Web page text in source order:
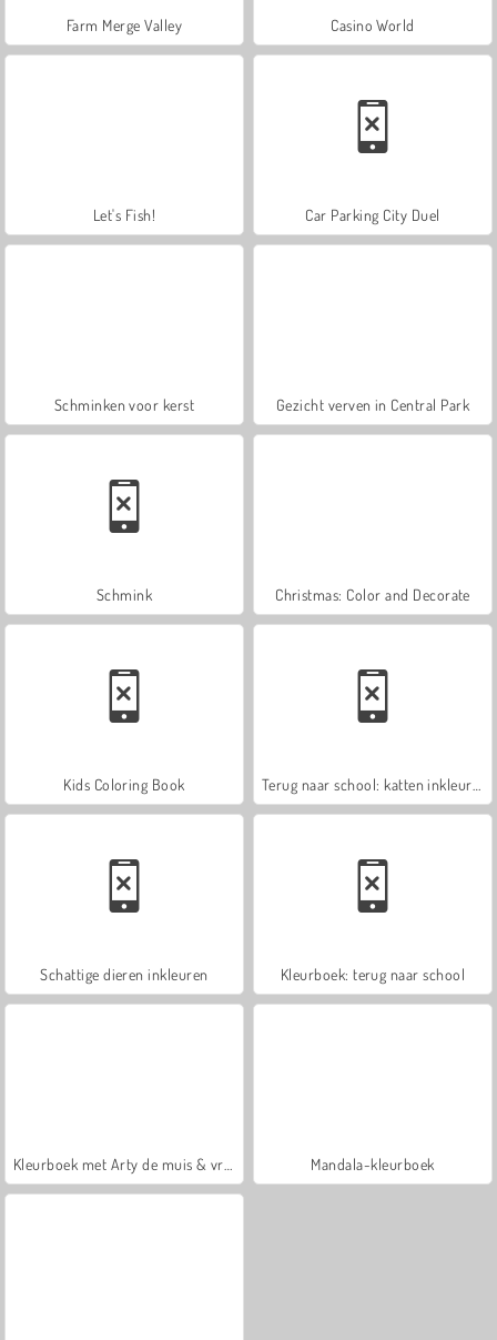
Farm Merge Valley Casino World
Let's Fish! Car Parking City Duel
Schminken voor kerst Gezicht verven in Central Park
Schmink Christmas: Color and Decorate
Kids Coloring Book
Schattige dieren inkleuren Kleurboek: terug naar school
Mandala-kleurboek